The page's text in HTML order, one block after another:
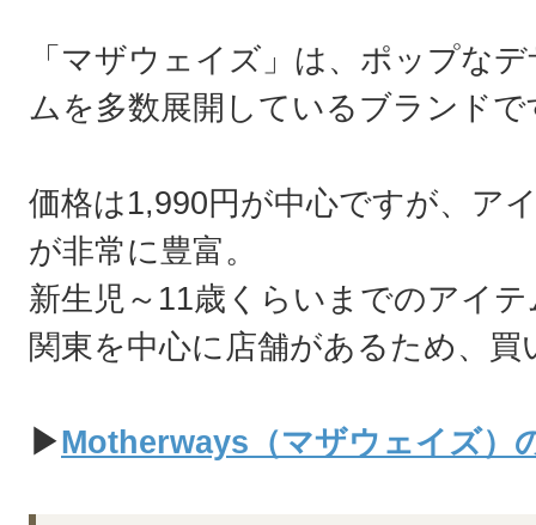
「マザウェイズ」は、ポップな
ムを多数展開しているブランドで
価格は1,990円が中心ですが、ア
が非常に豊富。
新生児～11歳くらいまでのアイ
関東を中心に店舗があるため、
▶Motherways（マザウェイズ）